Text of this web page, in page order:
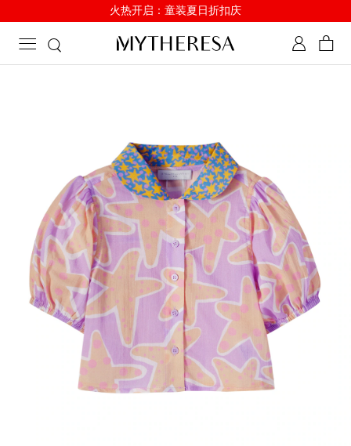
火热开启：童装夏日折扣庆